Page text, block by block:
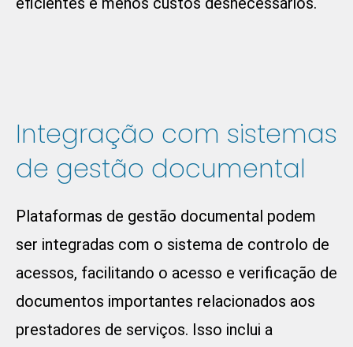
Integração com sistemas
de gestão documental
Plataformas de gestão documental podem
ser integradas com o sistema de controlo de
acessos, facilitando o acesso e verificação de
documentos importantes relacionados aos
prestadores de serviços. Isso inclui a